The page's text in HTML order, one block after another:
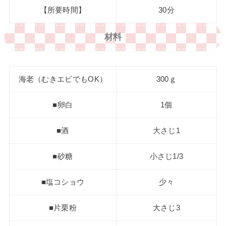
【所要時間】 30分
材料
海老（むきエビでもOK） 300ｇ
■卵白 1個
■酒 大さじ1
■砂糖 小さじ1/3
■塩コショウ 少々
■片栗粉 大さじ3